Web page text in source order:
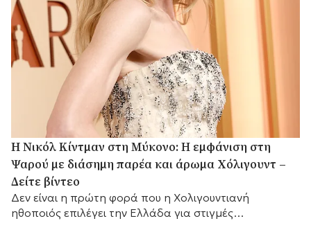
H Νικόλ Κίντμαν στη Μύκονο: Η εμφάνιση στη
Ψαρού με διάσημη παρέα και άρωμα Χόλιγουντ –
Δείτε βίντεο
Δεν είναι η πρώτη φορά που η Χολιγουντιανή
ηθοποιός επιλέγει την Ελλάδα για στιγμές